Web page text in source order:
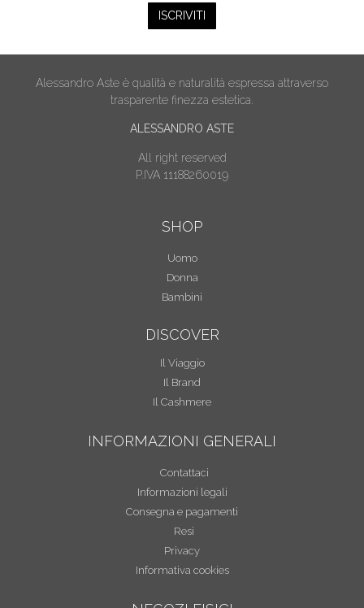
Alessandro Aste è qualità e naturalità espressa attraverso
trasparente finezza estetica.
ALESSANDRO ASTE
All right reserved
P.IVA 11188260019
SHOP
Uomo
Donna
Bambini
DISCOVER
Il Viaggio
Il Brand
Il Cashmere
INFORMAZIONI GENERALI
Contattaci
Informazioni legali
Consegna e pagamenti
Resi
Privacy
Informativa cookies